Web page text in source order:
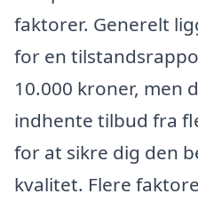
faktorer. Generelt
for en
10.000 kroner, men
indhente tilbud fra
for at sikre dig den
kvalitet. Flere